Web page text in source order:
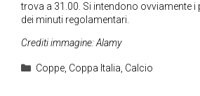
trova a 31.00. Si intendono ovviamente i
dei minuti regolamentari.
Crediti immagine: Alamy
Categorie
Coppe, Coppa Italia, Calcio